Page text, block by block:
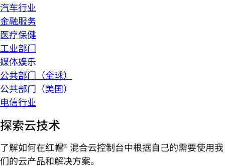
汽车行业
金融服务
医疗保健
工业部门
媒体娱乐
公共部门（全球）
公共部门（美国）
电信行业
探索云技术
了解如何在红帽® 混合云控制台中根据自己的需要使用我
们的云产品和解决方案。